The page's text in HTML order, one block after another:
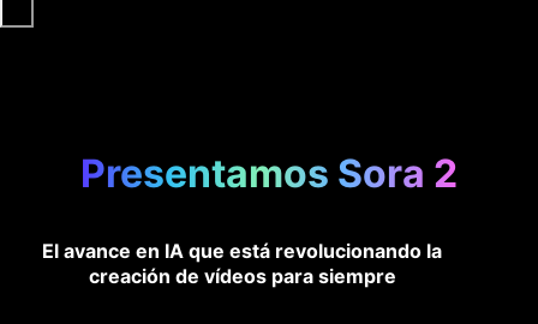
Presentamos Sora 2
El avance en IA que está revolucionando la
creación de vídeos para siempre